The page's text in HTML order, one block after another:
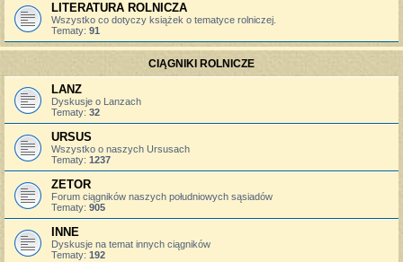
LITERATURA ROLNICZA
Wszystko co dotyczy książek o tematyce rolniczej.
Tematy: 91
CIĄGNIKI ROLNICZE
LANZ
Dyskusje o Lanzach
Tematy: 32
URSUS
Wszystko o naszych Ursusach
Tematy: 1237
ZETOR
Forum ciągników naszych południowych sąsiadów
Tematy: 905
INNE
Dyskusje na temat innych ciągników
Tematy: 192